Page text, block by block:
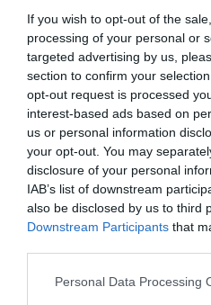
If you wish to opt-out of the
processing of your personal or
targeted advertising by us,
section to confirm your
opt-out request is processed
interest-based ads based on
us or personal information
your opt-out. You may
disclosure of your personal
IAB’s list of downstream
also be disclosed by us to third
Downstream Participants that
Personal Data Processing